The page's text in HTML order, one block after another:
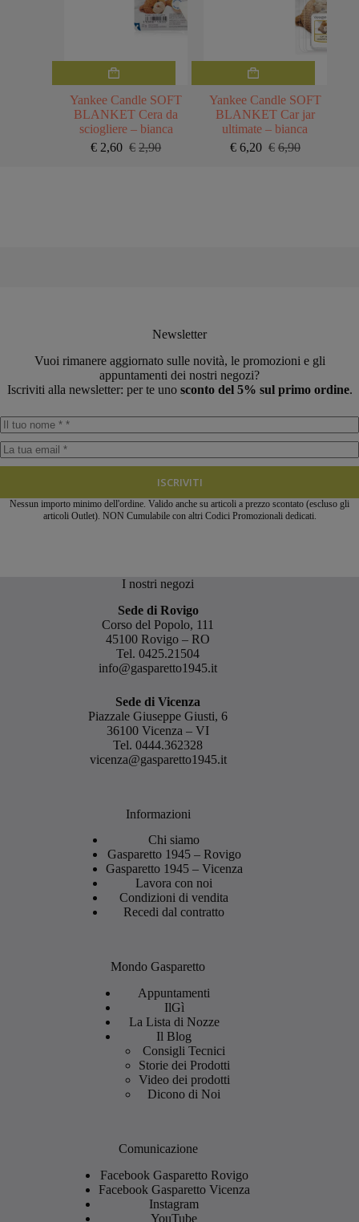
Yankee Candle SOFT
BLANKET Cera da
sciogliere – bianca
€ 2,90
Il
€ 2,60 Il
Yankee Candle SOFT
BLANKET Car jar
ultimate – bianca
€ 6,90
Il
€ 6,20 Il
Newsletter
Vuoi rimanere aggiornato sulle novità, le promozioni e gli
appuntamenti dei nostri negozi?
Iscriviti alla newsletter: per te uno sconto del 5% sul primo ordine.
ISCRIVITI
Nessun importo minimo dell'ordine. Valido anche su articoli a prezzo scontato (escluso gli
articoli Outlet). NON Cumulabile con altri Codici Promozionali dedicati.
I nostri negozi
Sede di Rovigo
Corso del Popolo, 111
45100 Rovigo – RO
Tel.0425.21504
info@gasparetto1945.it
Sede di Vicenza
Piazzale Giuseppe Giusti, 6
36100 Vicenza – VI
Tel.0444.362328
vicenza@gasparetto1945.it
Informazioni
Chi siamo
Gasparetto 1945 – Rovigo
Gasparetto 1945 – Vicenza
Lavora con noi
Condizioni di vendita
Recedi dal contratto
Mondo Gasparetto
Appuntamenti
IlGì
La Lista di Nozze
Il Blog
Consigli Tecnici
Storie dei Prodotti
Video dei prodotti
Dicono di Noi
Comunicazione
Facebook Gasparetto Rovigo
Facebook Gasparetto Vicenza
Instagram
YouTube